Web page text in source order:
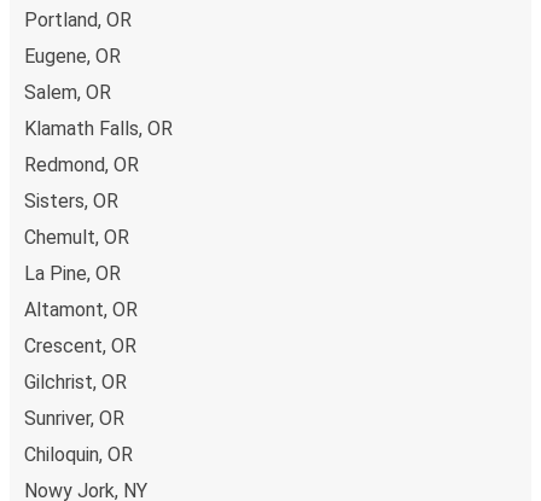
Portland, OR
Eugene, OR
Salem, OR
Klamath Falls, OR
Redmond, OR
Sisters, OR
Chemult, OR
La Pine, OR
Altamont, OR
Crescent, OR
Gilchrist, OR
Sunriver, OR
Chiloquin, OR
Nowy Jork, NY